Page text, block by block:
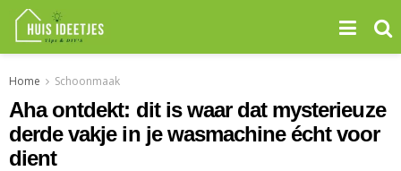
Home Schoonmaak
Aha ontdekt: dit is waar dat mysterieuze
derde vakje in je wasmachine écht voor
dient